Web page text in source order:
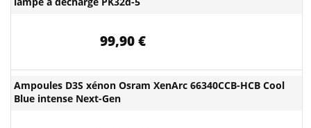
99,90 €
Ampoules D3S xénon Osram XenArc 66340CCB-HCB Cool
Blue intense Next-Gen